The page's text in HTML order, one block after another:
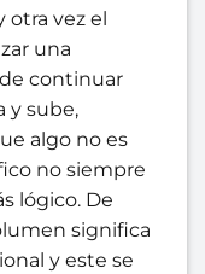
otra vez el
una
continuar
y sube,
algo no es
no siempre
lógico. De
significa
y este se